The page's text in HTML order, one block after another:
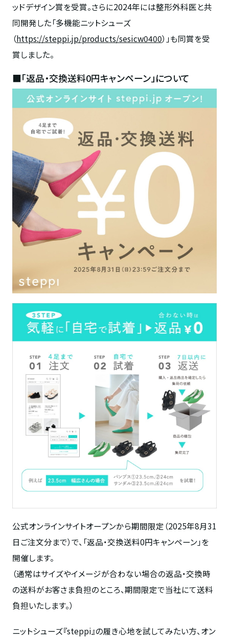
ッドデザイン賞を受賞。さらに2024年には整形外科医と共
同開発した「多機能ニットシューズ
（https://steppi.jp/products/sesicw0400）」も同賞を受
賞しました。
■「返品・交換送料0円キャンペーン」について
公式オンラインサイトオープンから期間限定（2025年8月31
日ご注文分まで）で、 「返品・交換送料0円キャンペーン」を
開催します。
（通常はサイズやイメージが合わない場合の返品・交換時
の送料がお客さま負担のところ、期間限定で当社にて送料
負担いたします。）
ニットシューズ『steppi』の履き心地を試してみたい方、オン